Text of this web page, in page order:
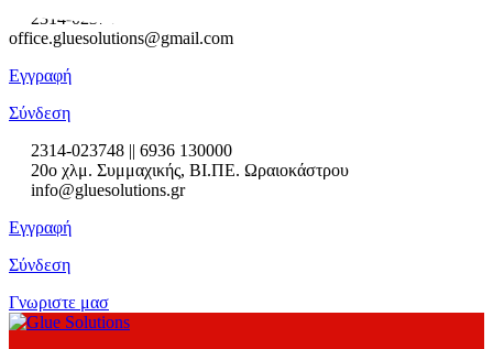
2314-023748
office.gluesolutions@gmail.com
Εγγραφή
Σύνδεση
2314-023748 || 6936 130000
20ο χλμ. Συμμαχικής, ΒΙ.ΠΕ. Ωραιοκάστρου
info@gluesolutions.gr
Εγγραφή
Σύνδεση
Γνωριστε μασ